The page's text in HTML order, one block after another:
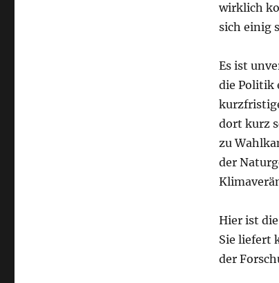
wirklich
sich einig
Es ist
die Politik
dort kurz
zu
der
Hier ist
Sie liefert
der